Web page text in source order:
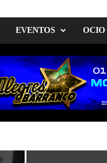
EVENTOS OCIO